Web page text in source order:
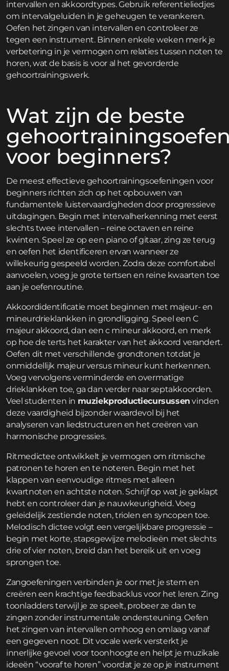
intervallen en akkoordtypes. Gebruik referentieliedjes
om intervalgeluiden in je geheugen te verankeren.
Oefen het zingen van intervallen en controleer ze
tegen een instrument. Binnen enkele weken merk je
verbetering in je vermogen om relaties tussen noten te
horen, wat de basis is voor al het gevorderde
gehoortrainingswerk.
Wat zijn de beste
voor beginners?
De meest effectieve gehoortrainingsoefeningen voor
beginners richten zich op het opbouwen van
fundamentele luistervaardigheden door progressieve
uitdagingen. Begin met intervalherkenning met eerst
slechts twee intervallen – reine octaven en reine
kwinten. Speel ze op een piano of gitaar, zing ze terug
en oefen het identificeren ervan wanneer ze
willekeurig gespeeld worden. Zodra deze comfortabel
aanvoelen, voeg je grote tertsen en reine kwaarten toe
aan je oefenroutine.
Akkoordidentificatie moet beginnen met majeur- en
mineurdrieklankken in grondligging. Speel een C
majeur akkoord, dan een c mineur akkoord, en merk
op hoe de terts het karakter van het akkoord verandert.
Oefen dit met verschillende grondtonen totdat je
onmiddellijk majeur versus mineur kunt herkennen.
Voeg vervolgens verminderde en overmatige
drieklankken toe, ga dan verder naar septakkoorden.
Veel studenten in muziekproductiecursussen vinden
deze vaardigheid bijzonder waardevol bij het
analyseren van liedstructuren en het creëren van
harmonische progressies.
Ritmedictee ontwikkelt je vermogen om ritmische
patronen te horen en te noteren. Begin met het
klappen van eenvoudige ritmes met alleen
kwartnoten en achtste noten. Schrijf op wat je geklapt
hebt en controleer dan je nauwkeurigheid. Voeg
geleidelijk zestiende noten, triolen en syncopen toe.
Melodisch dictee volgt een vergelijkbare progressie –
begin met korte, stapsgewijze melodieën met slechts
drie of vier noten, breid dan het bereik uit en voeg
sprongen toe.
Zangoefeningen verbinden je oor met je stem en
creëren een krachtige feedbacklus voor het leren. Zing
toonladders terwijl je ze speelt, probeer ze dan te
zingen zonder instrumentale ondersteuning. Oefen
het zingen van intervallen omhoog en omlaag vanaf
een gegeven noot. Dit vocale werk versterkt je
innerlijke gevoel voor toonhoogte en helpt je muzikale
ideeën “vooraf te horen” voordat je ze op je instrument